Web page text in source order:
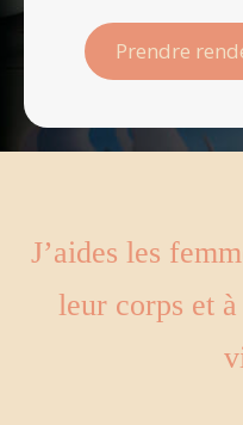
Prendre
J’aides les
leur corps et